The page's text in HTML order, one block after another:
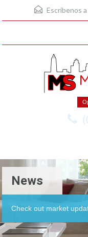
Escríbenos a
News
Check out market